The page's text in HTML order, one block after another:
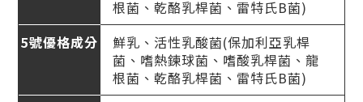
根菌、乾酪乳桿菌、雷特氏B菌)
5號優格成分
鮮乳、活性乳酸菌(保加利亞乳桿
菌、嗜熱鍊球菌、嗜酸乳桿菌、龍
根菌、乾酪乳桿菌、雷特氏B菌)